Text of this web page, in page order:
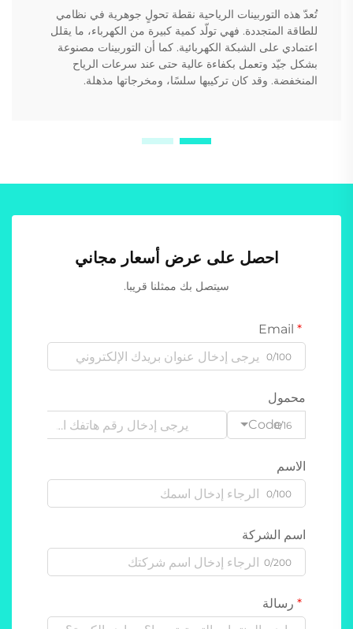
تُعدّ هذه التوربينات الرياحية نقطة تحولٍ جوهرية في نظامي
للطاقة المتجددة. فهي تولّد كمية كبيرة من الكهرباء، ما يقلل
اعتمادي على الشبكة الكهربائية. كما أن التوربينات مصنوعة
بشكل جيّد وتعمل بكفاءة عالية حتى عند سرعات الرياح
المنخفضة. وقد كان تركيبها سلسًا، ومخرجاتها مذهلة.
احصل على عرض أسعار مجاني
سيتصل بك ممثلنا قريبا.
0/100
محمول
Code0/16
الاسم
0/100
اسم الشركة
0/200
رسالة